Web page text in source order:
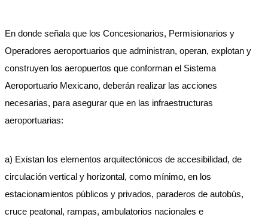
En donde señala que los Concesionarios, Permisionarios y
Operadores aeroportuarios que administran, operan, explotan y
construyen los aeropuertos que conforman el Sistema
Aeroportuario Mexicano, deberán realizar las acciones
necesarias, para asegurar que en las infraestructuras
aeroportuarias:
a) Existan los elementos arquitectónicos de accesibilidad, de
circulación vertical y horizontal, como mínimo, en los
estacionamientos públicos y privados, paraderos de autobús,
cruce peatonal, rampas, ambulatorios nacionales e